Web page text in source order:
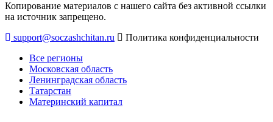
Копирование материалов с нашего сайта без активной ссылки
на источник запрещено.
support@soczashchitan.ru
Политика конфиденциальности
Все регионы
Московская область
Ленинградская область
Татарстан
Материнский капитал